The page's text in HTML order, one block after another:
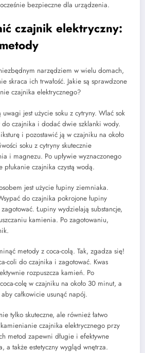
bezpieczne dla urządzenia.
czajnik elektryczny:
narzędziem w wielu domach,
skraca ich trwałość. Jakie są sprawdzone
czajnika elektrycznego?
jest użycie soku z cytryny. Wlać sok
czajnika i dodać dwie szklanki wody.
i pozostawić ją w czajniku na około
soku z cytryny skutecznie
i magnezu. Po upływie wyznaczonego
płukanie czajnika czystą wodą.
jest użycie łupiny ziemniaka.
do czajnika pokrojone łupiny
Łupiny wydzielają substancje,
kamienia. Po zagotowaniu,
metody z coca-colą. Tak, zgadza się!
coli do czajnika i zagotować. Kwas
rozpuszcza kamień. Po
colę w czajniku na około 30 minut, a
całkowicie usunąć napój.
tylko skuteczne, ale również łatwo
czajnika elektrycznego przy
metod zapewni długie i efektywne
a także estetyczny wygląd wnętrza.